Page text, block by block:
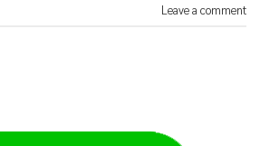
Leave a comment